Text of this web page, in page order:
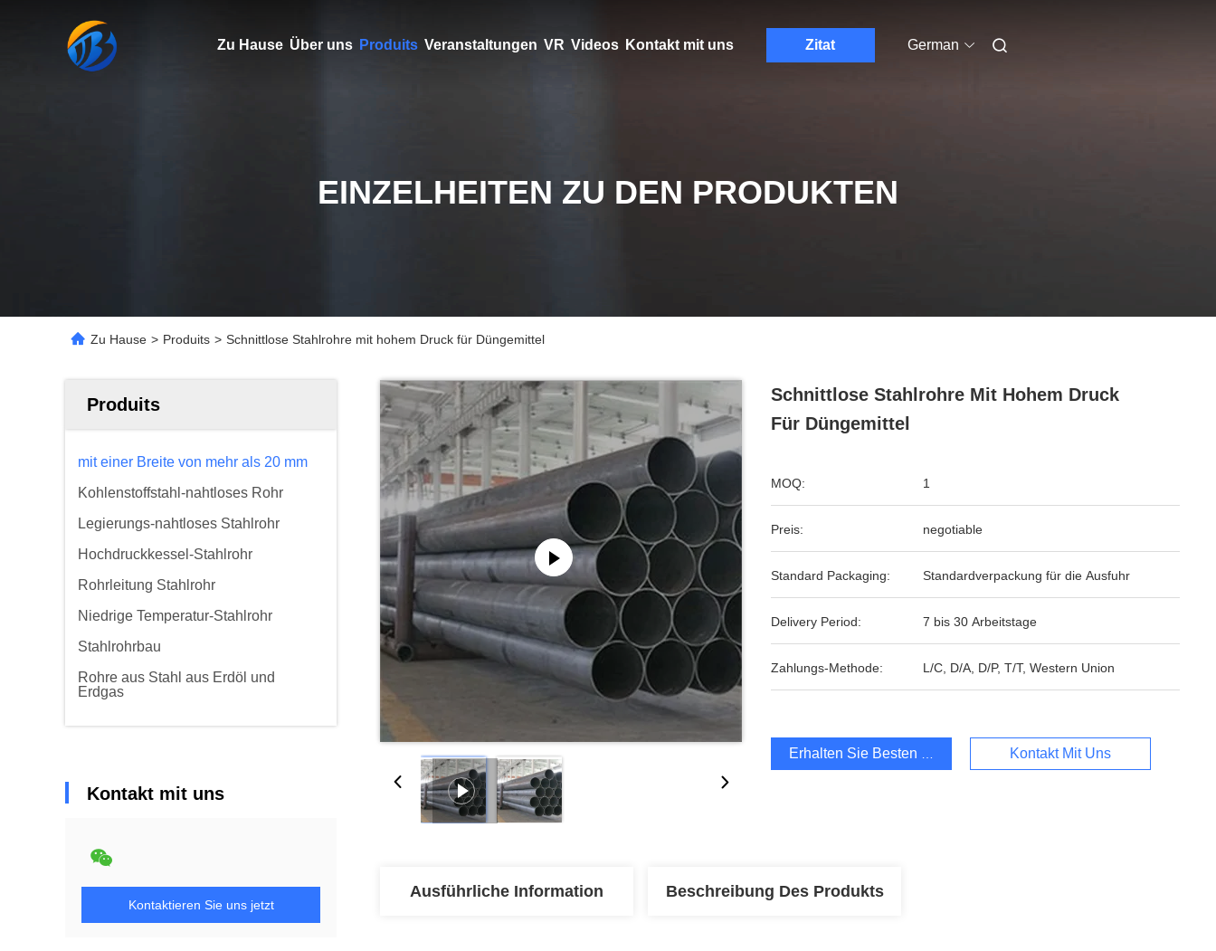
Zu Hause Über uns Produits Veranstaltungen VR Videos Kontakt mit uns Zitat German
EINZELHEITEN ZU DEN PRODUKTEN
Zu Hause > Produits > Schnittlose Stahlrohre mit hohem Druck für Düngemittel
Produits
mit einer Breite von mehr als 20 mm
Kohlenstoffstahl-nahtloses Rohr
Legierungs-nahtloses Stahlrohr
Hochdruckkessel-Stahlrohr
Rohrleitung Stahlrohr
Niedrige Temperatur-Stahlrohr
Stahlrohrbau
Rohre aus Stahl aus Erdöl und
Erdgas
Kontakt mit uns
Kontaktieren Sie uns jetzt
Schnittlose Stahlrohre Mit Hohem Druck
Für Düngemittel
MOQ: 1
Preis: negotiable
Standard Packaging: Standardverpackung für die Ausfuhr
Delivery Period: 7 bis 30 Arbeitstage
Zahlungs-Methode: L/C, D/A, D/P, T/T, Western Union
Erhalten Sie Besten Preis Kontakt Mit Uns
Ausführliche Information Beschreibung Des Produkts